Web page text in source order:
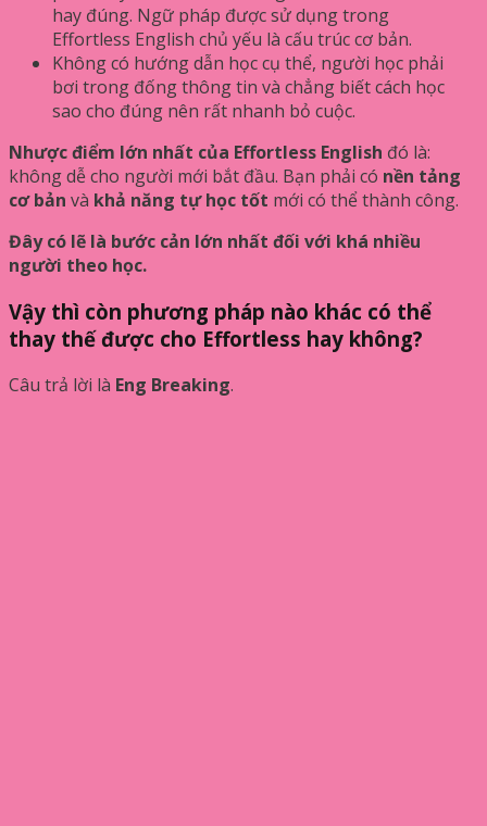
hay đúng. Ngữ pháp được sử dụng trong
Effortless English chủ yếu là cấu trúc cơ bản.
Không có hướng dẫn học cụ thể, người học phải
bơi trong đống thông tin và chẳng biết cách học
sao cho đúng nên rất nhanh bỏ cuộc.
Nhược điểm lớn nhất của Effortless English đó là:
không dễ cho người mới bắt đầu. Bạn phải có nền tảng
cơ bản và khả năng tự học tốt mới có thể thành công.
Đây có lẽ là bước cản lớn nhất đối với khá nhiều
người theo học.
Vậy thì còn phương pháp nào khác có thể
thay thế được cho Effortless hay không?
Câu trả lời là Eng Breaking.